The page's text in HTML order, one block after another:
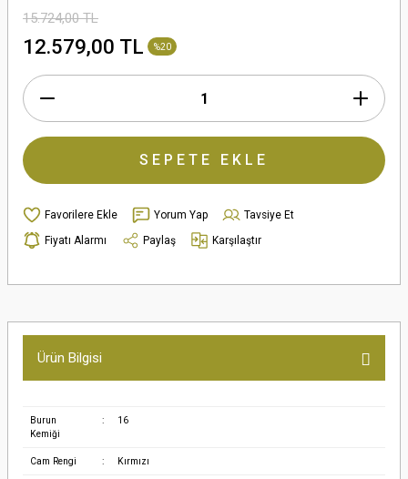
15.724,00 TL
12.579,00 TL %20
SEPETE EKLE
Yorum Yap
Tavsiye Et
Fiyatı Alarmı
Paylaş Karşılaştır
Ürün Bilgisi
Burun
Kemiği
: 16
Cam Rengi : Kırmızı